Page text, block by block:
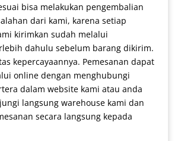
bisa melakukan pengembalian
dari kami, karena setiap
kirimkan sudah melalui
dahulu sebelum barang dikirim.
kepercayaannya. Pemesanan dapat
online dengan menghubungi
dalam website kami atau anda
langsung warehouse kami dan
secara langsung kepada